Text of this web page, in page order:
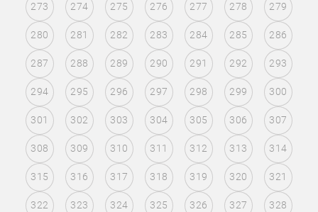
273 274 275 276 277 278 279
280 281 282 283 284 285 286
287 288 289 290 291 292 293
294 295 296 297 298 299 300
301 302 303 304 305 306 307
308 309 310 311 312 313 314
315 316 317 318 319 320 321
322 323 324 325 326 327 328